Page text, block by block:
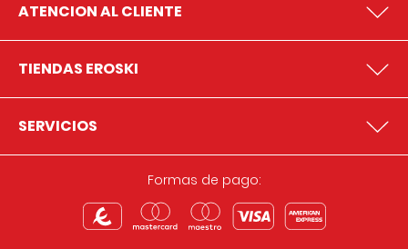
ATENCION AL CLIENTE
TIENDAS EROSKI
SERVICIOS
Formas de pago: